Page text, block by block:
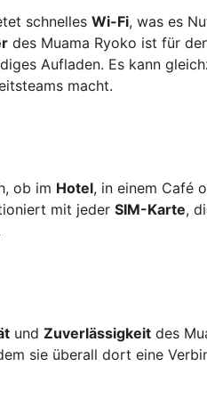
schnelles Wi-Fi, was es
des Muama Ryoko ist für
Aufladen. Es kann
macht.
ob im Hotel, in einem Café
mit jeder SIM-Karte,
und Zuverlässigkeit des
sie überall dort eine